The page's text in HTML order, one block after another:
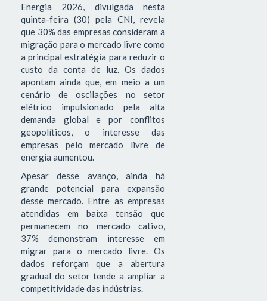
Energia 2026, divulgada nesta
quinta-feira (30) pela CNI, revela
que 30% das empresas consideram a
migração para o mercado livre como
a principal estratégia para reduzir o
custo da conta de luz. Os dados
apontam ainda que, em meio a um
cenário de oscilações no setor
elétrico impulsionado pela alta
demanda global e por conflitos
geopolíticos, o interesse das
empresas pelo mercado livre de
energia aumentou.
Apesar desse avanço, ainda há
grande potencial para expansão
desse mercado. Entre as empresas
atendidas em baixa tensão que
permanecem no mercado cativo,
37% demonstram interesse em
migrar para o mercado livre. Os
dados reforçam que a abertura
gradual do setor tende a ampliar a
competitividade das indústrias.